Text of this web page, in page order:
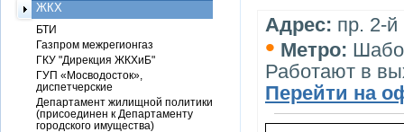
Адрес: пр. 2-
• Метро:
Работают в
Перейти на
ЖКХ
БТИ
Газпром межрегионгаз
ГКУ "Дирекция ЖКХиБ"
ГУП «Мосводосток»,
диспетчерские
Департамент жилищной политики
(присоединен к Департаменту
городского имущества)